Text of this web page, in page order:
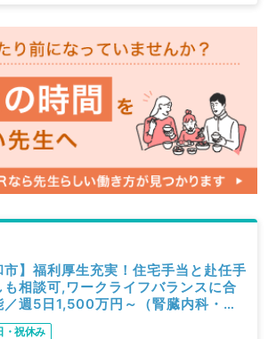
はお気軽にお問合せ下さい。
市】福利厚生充実！住宅手当と赴任手
相談可,ワークライフバランスに合
週5日1,500万円～（腎臓内科・透
・祝休み